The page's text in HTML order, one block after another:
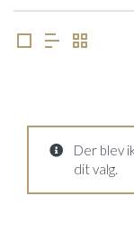
Der blev
dit valg.